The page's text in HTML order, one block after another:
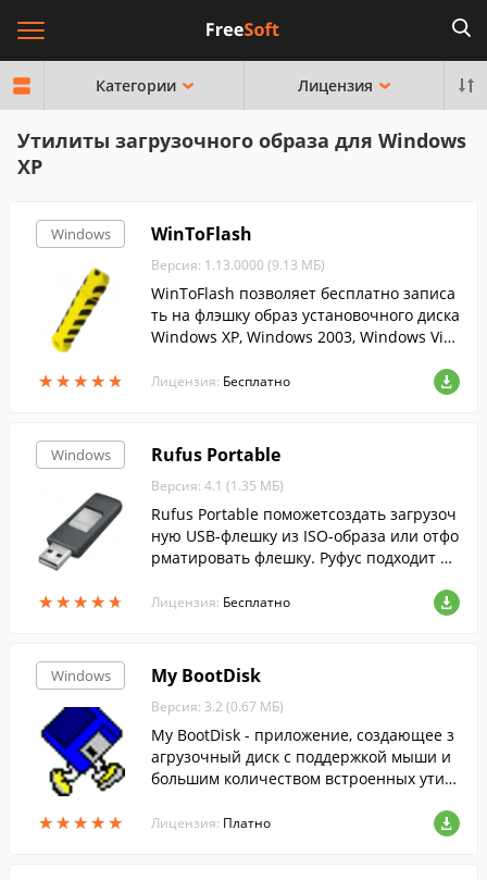
Категории Лицензия
Утилиты загрузочного образа для Windows
XP
Windows
★★★★★
★★★★★
WinToFlash
Версия: 1.13.0000 (9.13 МБ)
WinToFlash позволяет бесплатно записа
ть на флэшку образ установочного диска
Windows XP, Windows 2003, Windows Vist
Лицензия: Бесплатно
Windows
★★★★★
★★★★★
Rufus Portable
Версия: 4.1 (1.35 МБ)
Rufus Portable поможетсоздать загрузоч
ную USB-флешку из ISO-образа или отфо
рматировать флешку. Руфус подходит дл
ает русский язык.
Лицензия: Бесплатно
Windows
★★★★★
★★★★★
My BootDisk
Версия: 3.2 (0.67 МБ)
My BootDisk - приложение, создающее з
агрузочный диск с поддержкой мыши и
большим количеством встроенных утил
Лицензия: Платно